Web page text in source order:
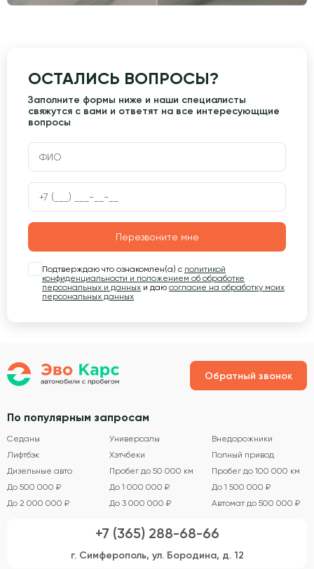
ОСТАЛИСЬ ВОПРОСЫ?
Заполните формы ниже и наши специалисты
свяжутся с вами и ответят на все интересующщие
вопросы
Перезвоните мне
Подтверждаю что ознакомлен(а) с политикой
конфиденциальности и положением об обработке
персональных и данных и даю согласие на обработку моих
персональных данных
Обратный звонок
По популярным запросам
Седаны Универсалы
Внедорожники
Лифтбэк
Хэтчбеки
Полный привод
Дизельные авто
Пробег до 50 000 км
Пробег до 100 000 км
До 500 000 ₽
До 1 000 000 ₽
До 1 500 000 ₽
До 2 000 000 ₽
До 3 000 000 ₽ Автомат до 500 000 ₽
+7 (365) 288-68-66
г. Симферополь, ул. Бородина, д. 12